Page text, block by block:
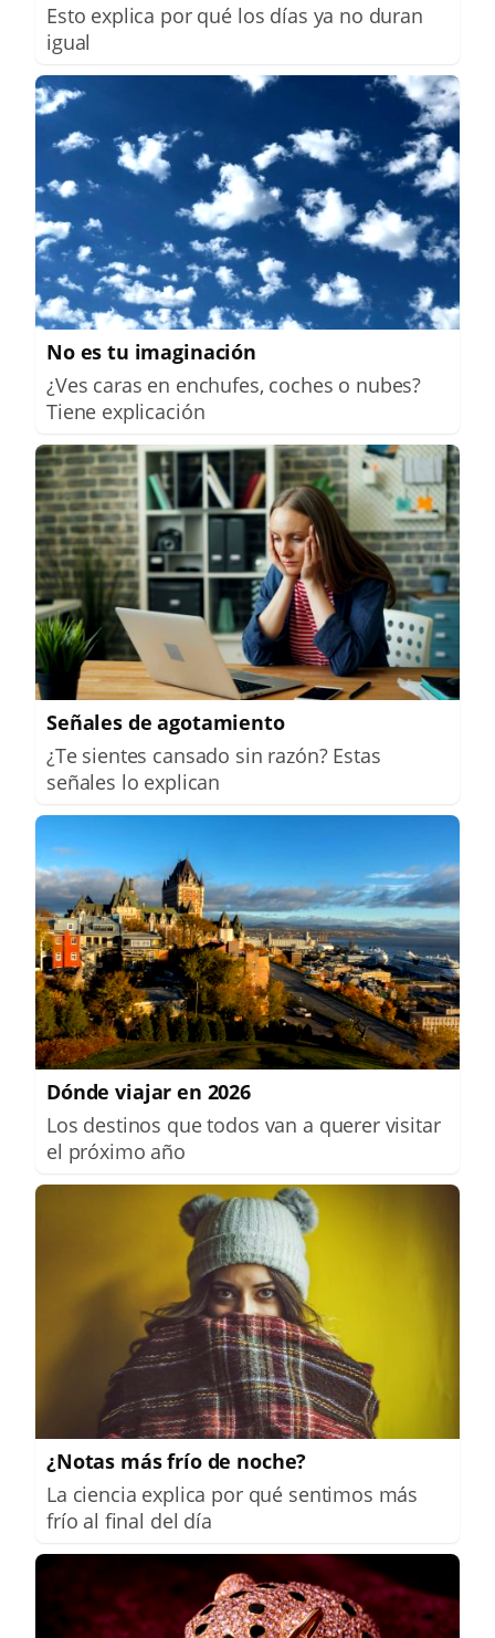
Esto explica por qué los días ya no duran
igual
No es tu imaginación
¿Ves caras en enchufes, coches o nubes?
Tiene explicación
Señales de agotamiento
¿Te sientes cansado sin razón? Estas
señales lo explican
Dónde viajar en 2026
Los destinos que todos van a querer visitar
el próximo año
¿Notas más frío de noche?
La ciencia explica por qué sentimos más
frío al final del día